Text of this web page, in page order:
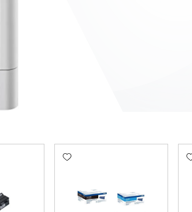
Add wishlist
Add wishlist